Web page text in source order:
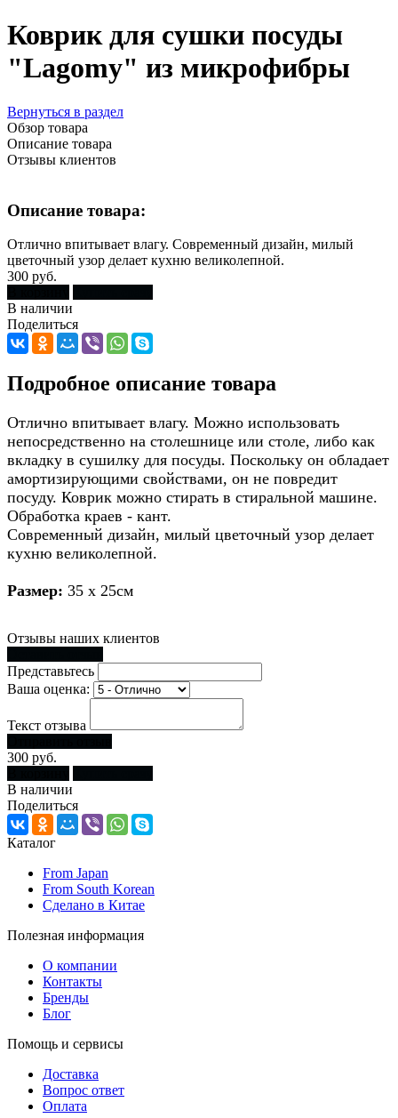
Коврик для сушки посуды
"Lagomy" из микрофибры
Вернуться в раздел
Обзор товара
Описание товара
Отзывы клиентов
Описание товара:
Отлично впитывает влагу. Современный дизайн, милый
цветочный узор делает кухню великолепной.
300 руб.
В наличии
Поделиться
Подробное описание товара
Отлично впитывает влагу. Можно использовать
непосредственно на столешнице или столе, либо как
вкладку в сушилку для посуды. Поскольку он обладает
амортизирующими свойствами, он не повредит
посуду. Коврик можно стирать в стиральной машине.
Обработка краев - кант.
Современный дизайн, милый цветочный узор делает
кухню великолепной.
Размер: 35 х 25см
Отзывы наших клиентов
Представьтесь
Ваша оценка:
Текст отзыва
300 руб.
В наличии
Поделиться
Каталог
From Japan
From South Korean
Сделано в Китае
Полезная информация
О компании
Контакты
Бренды
Блог
Помощь и сервисы
Доставка
Вопрос ответ
Оплата